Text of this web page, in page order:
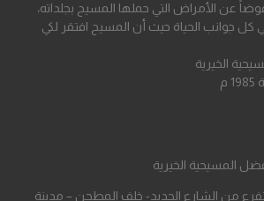
عن الأمراض التي حملها المسيح بجلداته،
كل جوانب الحياة حيث أن المسيح افتقر لكي
الخيرية
المسيحية الخيرية
متفرع من الشارع الجديد- خلف المطحن – مدينة